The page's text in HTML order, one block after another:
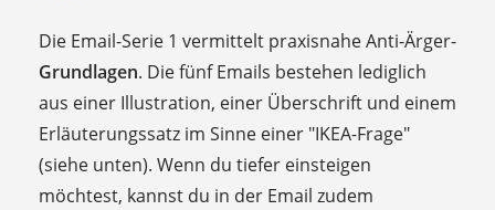
Die Email-Serie 1 vermittelt praxisnahe Anti-Ärger-
Grundlagen. Die fünf Emails bestehen lediglich
aus einer Illustration, einer Überschrift und einem
Erläuterungssatz im Sinne einer "IKEA-Frage"
(siehe unten). Wenn du tiefer einsteigen
möchtest, kannst du in der Email zudem